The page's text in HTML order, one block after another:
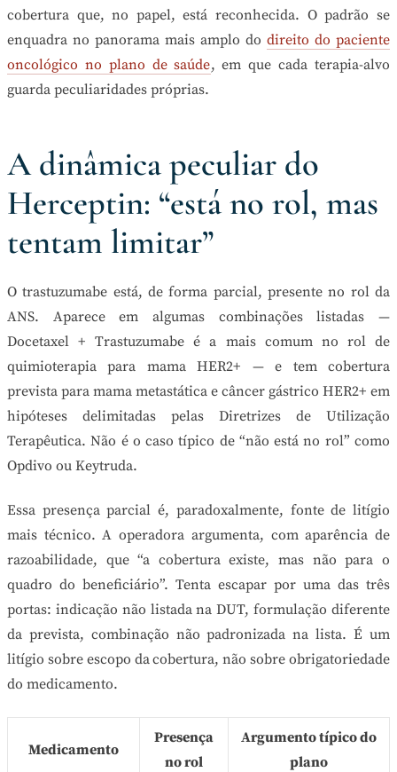
cobertura que, no papel, está reconhecida. O padrão se
enquadra no panorama mais amplo do direito do paciente
oncológico no plano de saúde, em que cada terapia-alvo
guarda peculiaridades próprias.
A dinâmica peculiar do
Herceptin: “está no rol, mas
tentam limitar”
O trastuzumabe está, de forma parcial, presente no rol da
ANS. Aparece em algumas combinações listadas —
Docetaxel + Trastuzumabe é a mais comum no rol de
quimioterapia para mama HER2+ — e tem cobertura
prevista para mama metastática e câncer gástrico HER2+ em
hipóteses delimitadas pelas Diretrizes de Utilização
Terapêutica. Não é o caso típico de “não está no rol” como
Opdivo ou Keytruda.
Essa presença parcial é, paradoxalmente, fonte de litígio
mais técnico. A operadora argumenta, com aparência de
razoabilidade, que “a cobertura existe, mas não para o
quadro do beneficiário”. Tenta escapar por uma das três
portas: indicação não listada na DUT, formulação diferente
da prevista, combinação não padronizada na lista. É um
litígio sobre escopo da cobertura, não sobre obrigatoriedade
do medicamento.
Medicamento
Presença
no rol
Argumento típico do
plano